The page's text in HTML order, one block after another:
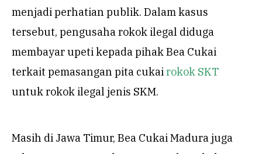
menjadi perhatian publik. Dalam kasus
tersebut, pengusaha rokok ilegal diduga
membayar upeti kepada pihak Bea Cukai
terkait pemasangan pita cukairokok SKT
untuk rokok ilegal jenis SKM.
Masih di Jawa Timur, Bea Cukai Madura juga